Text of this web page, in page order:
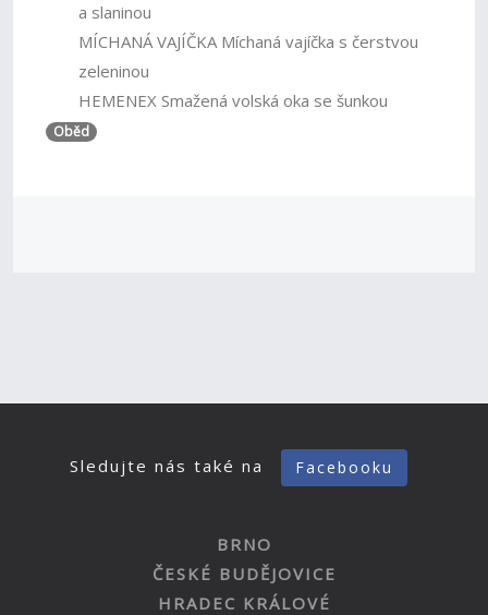
a slaninou
MÍCHANÁ VAJÍČKA Míchaná vajíčka s čerstvou
zeleninou
HEMENEX Smažená volská oka se šunkou
Oběd
Sledujte nás také na Facebooku
BRNO
ČESKÉ BUDĚJOVICE
HRADEC KRÁLOVÉ